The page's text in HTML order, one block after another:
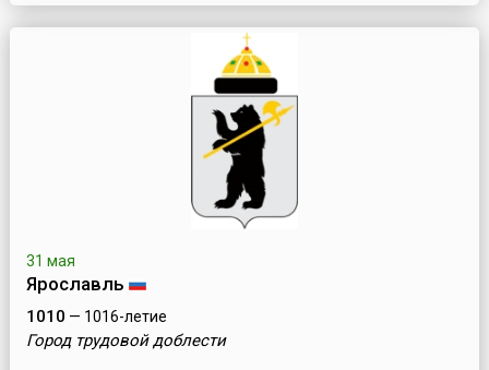
31 мая
Ярославль
1010 — 1016-летие
Город трудовой доблести